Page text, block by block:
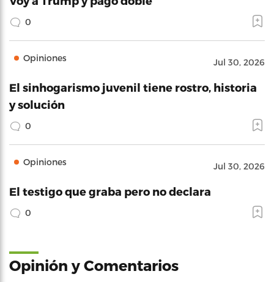
0
Opiniones Jul 30, 2026
El sinhogarismo juvenil tiene rostro, historia
y solución
0
Opiniones Jul 30, 2026
El testigo que graba pero no declara
0
Opinión y Comentarios